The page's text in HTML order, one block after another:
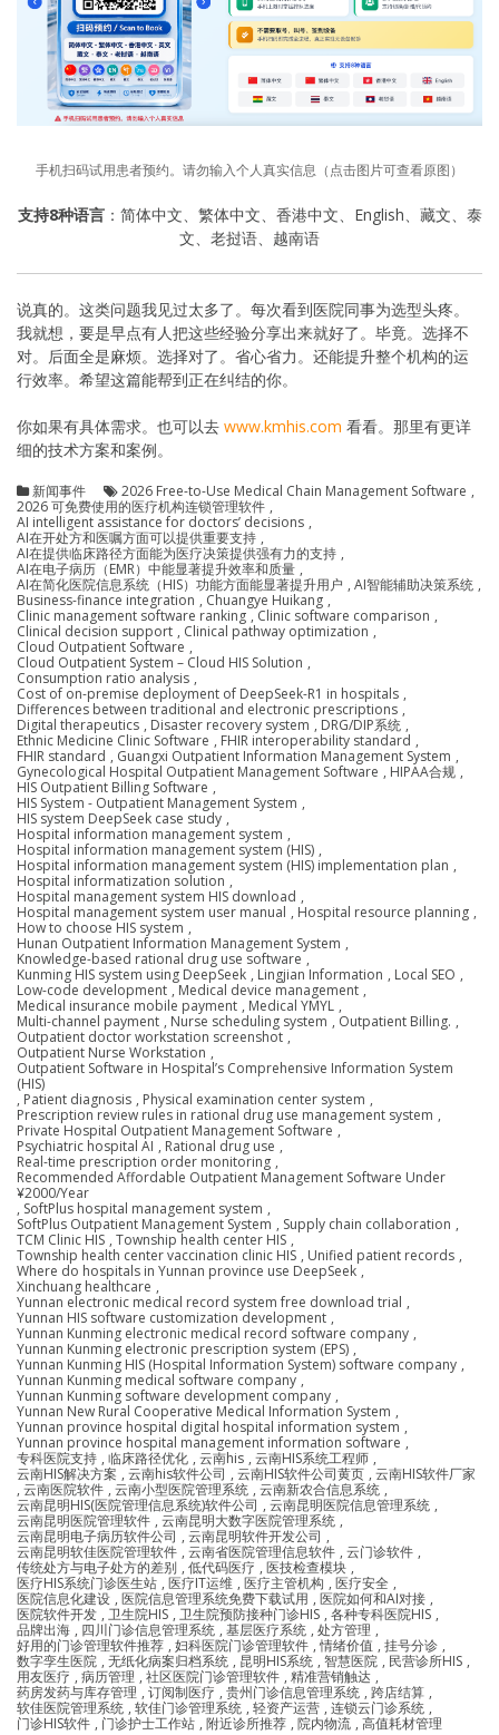
手机扫码试用患者预约。请勿输入个人真实信息（点击图片可查看原图）
支持8种语言：简体中文、繁体中文、香港中文、English、藏文、泰
文、老挝语、越南语
说真的。这类问题我见过太多了。每次看到医院同事为选型头疼。
我就想，要是早点有人把这些经验分享出来就好了。毕竟。选择不
对。后面全是麻烦。选择对了。省心省力。还能提升整个机构的运
行效率。希望这篇能帮到正在纠结的你。
你如果有具体需求。也可以去 www.kmhis.com 看看。那里有更详
细的技术方案和案例。
新闻事件 2026 Free-to-Use Medical Chain Management Software ,
2026 可免费使用的医疗机构连锁管理软件 ,
AI intelligent assistance for doctors’ decisions ,
AI在开处方和医嘱方面可以提供重要支持 ,
AI在提供临床路径方面能为医疗决策提供强有力的支持 ,
AI在电子病历（EMR）中能显著提升效率和质量 ,
AI在简化医院信息系统（HIS）功能方面能显著提升用户 , AI智能辅助决策系统 ,
Business-finance integration , Chuangye Huikang ,
Clinic management software ranking , Clinic software comparison ,
Clinical decision support , Clinical pathway optimization ,
Cloud Outpatient Software ,
Cloud Outpatient System – Cloud HIS Solution ,
Consumption ratio analysis ,
Cost of on-premise deployment of DeepSeek-R1 in hospitals ,
Differences between traditional and electronic prescriptions ,
Digital therapeutics , Disaster recovery system , DRG/DIP系统 ,
Ethnic Medicine Clinic Software , FHIR interoperability standard ,
FHIR standard , Guangxi Outpatient Information Management System ,
Gynecological Hospital Outpatient Management Software , HIPAA合规 ,
HIS Outpatient Billing Software ,
HIS System - Outpatient Management System ,
HIS system DeepSeek case study ,
Hospital information management system ,
Hospital information management system (HIS) ,
Hospital information management system (HIS) implementation plan ,
Hospital informatization solution ,
Hospital management system HIS download ,
Hospital management system user manual , Hospital resource planning ,
How to choose HIS system ,
Hunan Outpatient Information Management System ,
Knowledge-based rational drug use software ,
Kunming HIS system using DeepSeek , Lingjian Information , Local SEO ,
Low-code development , Medical device management ,
Medical insurance mobile payment , Medical YMYL ,
Multi-channel payment , Nurse scheduling system , Outpatient Billing. ,
Outpatient doctor workstation screenshot ,
Outpatient Nurse Workstation ,
Outpatient Software in Hospital’s Comprehensive Information System
(HIS)
, Patient diagnosis , Physical examination center system ,
Prescription review rules in rational drug use management system ,
Private Hospital Outpatient Management Software ,
Psychiatric hospital AI , Rational drug use ,
Real-time prescription order monitoring ,
Recommended Affordable Outpatient Management Software Under
¥2000/Year
, SoftPlus hospital management system ,
SoftPlus Outpatient Management System , Supply chain collaboration ,
TCM Clinic HIS , Township health center HIS ,
Township health center vaccination clinic HIS , Unified patient records ,
Where do hospitals in Yunnan province use DeepSeek ,
Xinchuang healthcare ,
Yunnan electronic medical record system free download trial ,
Yunnan HIS software customization development ,
Yunnan Kunming electronic medical record software company ,
Yunnan Kunming electronic prescription system (EPS) ,
Yunnan Kunming HIS (Hospital Information System) software company ,
Yunnan Kunming medical software company ,
Yunnan Kunming software development company ,
Yunnan New Rural Cooperative Medical Information System ,
Yunnan province hospital digital hospital information system ,
Yunnan province hospital management information software ,
专科医院支持 , 临床路径优化 , 云南his , 云南HIS系统工程师 ,
云南HIS解决方案 , 云南his软件公司 , 云南HIS软件公司黄页 , 云南HIS软件厂家
, 云南医院软件 , 云南小型医院管理系统 , 云南新农合信息系统 ,
云南昆明HIS(医院管理信息系统)软件公司 , 云南昆明医院信息管理系统 ,
云南昆明医院管理软件 , 云南昆明大数字医院管理系统 ,
云南昆明电子病历软件公司 , 云南昆明软件开发公司 ,
云南昆明软佳医院管理软件 , 云南省医院管理信息软件 , 云门诊软件 ,
传统处方与电子处方的差别 , 低代码医疗 , 医技检查模块 ,
医疗HIS系统门诊医生站 , 医疗IT运维 , 医疗主管机构 , 医疗安全 ,
医院信息化建设 , 医院信息管理系统免费下载试用 , 医院如何和AI对接 ,
医院软件开发 , 卫生院HIS , 卫生院预防接种门诊HIS , 各种专科医院HIS ,
品牌出海 , 四川门诊信息管理系统 , 基层医疗系统 , 处方管理 ,
好用的门诊管理软件推荐 , 妇科医院门诊管理软件 ,情绪价值 , 挂号分诊 ,
数字孪生医院 , 无纸化病案归档系统 , 昆明HIS系统 , 智慧医院 , 民营诊所HIS ,
用友医疗 , 病历管理 , 社区医院门诊管理软件 , 精准营销触达 ,
药房发药与库存管理 , 订阅制医疗 , 贵州门诊信息管理系统 , 跨店结算 ,
软佳医院管理系统 , 软佳门诊管理系统 , 轻资产运营 , 连锁云门诊系统 ,
门诊HIS软件 , 门诊护士工作站 , 附近诊所推荐 , 院内物流 , 高值耗材管理